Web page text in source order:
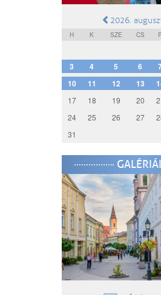
2026.
H K SZE CS P
3 4 5 6
10 11 12 13
17
18 19 20
24
25 26 27
31